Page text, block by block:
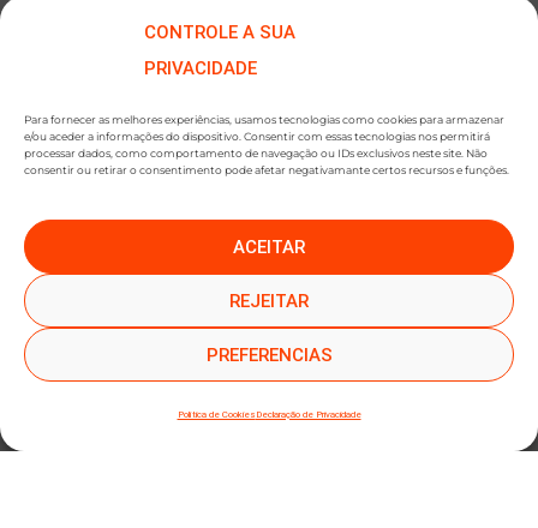
CONTROLE A SUA
PRIVACIDADE
Para fornecer as melhores experiências, usamos tecnologias como cookies para armazenar
e/ou aceder a informações do dispositivo. Consentir com essas tecnologias nos permitirá
processar dados, como comportamento de navegação ou IDs exclusivos neste site. Não
consentir ou retirar o consentimento pode afetar negativamante certos recursos e funções.
ACEITAR
REJEITAR
PREFERENCIAS
Política de Cookies Declaração de Privacidade
●SUBSCREVER NEWSLETTER●